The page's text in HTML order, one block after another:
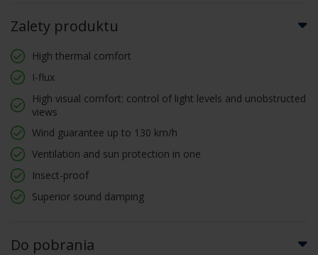
Zalety produktu
High thermal comfort
I-flux
High visual comfort: control of light levels and unobstructed
views
Wind guarantee up to 130 km/h
Ventilation and sun protection in one
Insect-proof
Superior sound damping
Do pobrania